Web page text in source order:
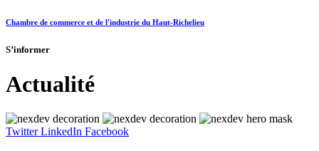
Chambre de commerce et de l'industrie du Haut-Richelieu
S’informer
Actualité
Twitter LinkedIn Facebook